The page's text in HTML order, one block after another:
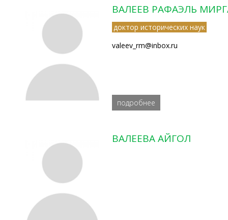
ВАЛЕЕВ РАФАЭЛЬ
доктор исторических наук
valeev_rm@inbox.ru
подробнее
ВАЛЕЕВА АЙГОЛ